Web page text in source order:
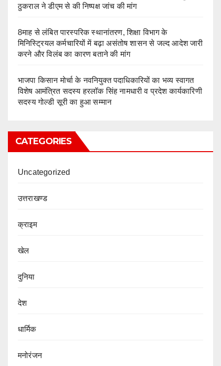
ठुकराल ने डीएम से की निष्पक्ष जांच की मांग
8माह से लंबित पारस्परिक स्थानांतरण, शिक्षा विभाग के
मिनिस्ट्रियल कर्मचारियों में बढ़ा असंतोष शासन से जल्द आदेश जारी
करने और विलंब का कारण बताने की मांग
भाजपा किसान मोर्चा के नवनियुक्त पदाधिकारियों का भव्य स्वागत
विशेष आमंत्रित सदस्य हरलॉक सिंह नामधारी व प्रदेश कार्यकारिणी
सदस्य गोल्डी सूरी का हुआ सम्मान
CATEGORIES
Uncategorized
उत्तराखण्ड
क्राइम
खेल
दुनिया
देश
धार्मिक
मनोरंजन